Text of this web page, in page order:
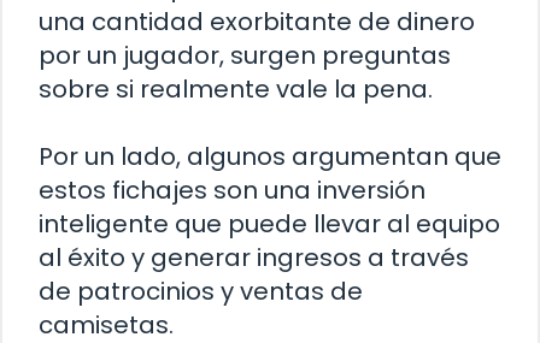
una cantidad exorbitante de dinero
por un jugador, surgen preguntas
sobre si realmente vale la pena.
Por un lado, algunos argumentan que
estos fichajes son una inversión
inteligente que puede llevar al equipo
al éxito y generar ingresos a través
de patrocinios y ventas de
camisetas.